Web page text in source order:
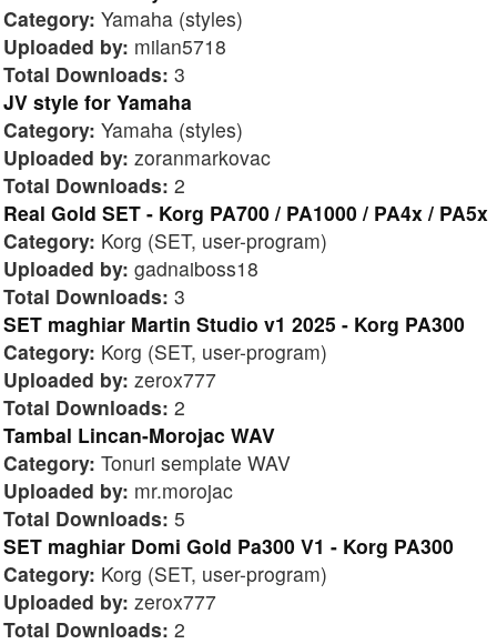
Category: Yamaha (styles)
Uploaded by: milan5718
Total Downloads: 3
JV style for Yamaha
Category: Yamaha (styles)
Uploaded by: zoranmarkovac
Total Downloads: 2
Real Gold SET - Korg PA700 / PA1000 / PA4x / PA5x
Category: Korg (SET, user-program)
Uploaded by: gadnaiboss18
Total Downloads: 3
SET maghiar Martin Studio v1 2025 - Korg PA300
Category: Korg (SET, user-program)
Uploaded by: zerox777
Total Downloads: 2
Tambal Lincan-Morojac WAV
Category: Tonuri semplate WAV
Uploaded by: mr.morojac
Total Downloads: 5
SET maghiar Domi Gold Pa300 V1 - Korg PA300
Category: Korg (SET, user-program)
Uploaded by: zerox777
Total Downloads: 2